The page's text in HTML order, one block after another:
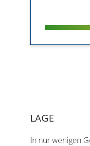
LAGE
In nur wenigen